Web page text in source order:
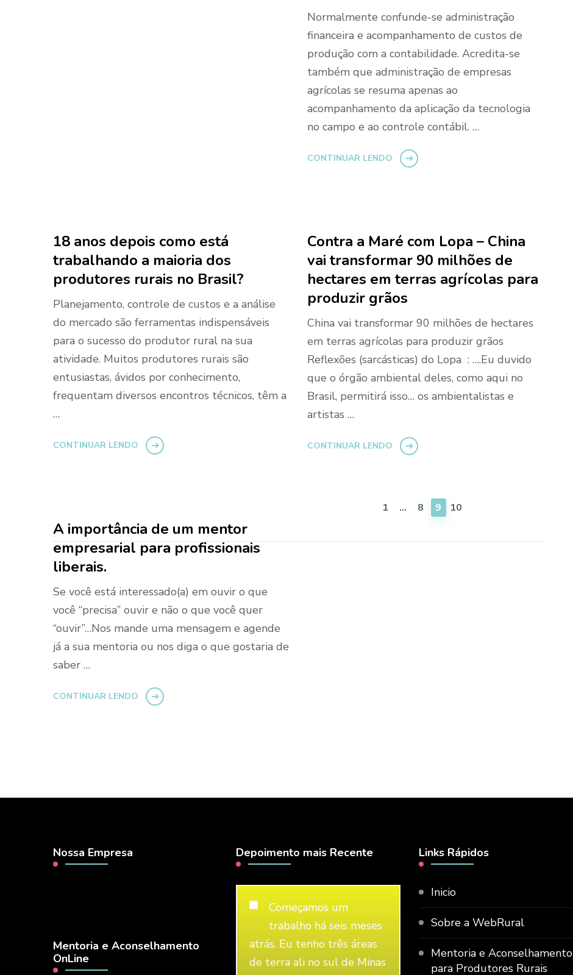
Normalmente confunde-se administração
financeira e acompanhamento de custos de
produção com a contabilidade. Acredita-se
também que administração de empresas
agrícolas se resuma apenas ao
acompanhamento da aplicação da tecnologia
no campo e ao controle contábil. …
CONTINUAR LENDO
18 anos depois como está
trabalhando a maioria dos
produtores rurais no Brasil?
Planejamento, controle de custos e a análise
do mercado são ferramentas indispensáveis
para o sucesso do produtor rural na sua
atividade. Muitos produtores rurais são
entusiastas, ávidos por conhecimento,
frequentam diversos encontros técnicos, têm a
…
CONTINUAR LENDO
Contra a Maré com Lopa – China
vai transformar 90 milhões de
hectares em terras agrícolas para
produzir grãos
China vai transformar 90 milhões de hectares
em terras agrícolas para produzir grãos
Reflexões (sarcásticas) do Lopa : ….Eu duvido
que o órgão ambiental deles, como aqui no
Brasil, permitirá isso… os ambientalistas e
artistas …
CONTINUAR LENDO
A importância de um mentor
empresarial para profissionais
liberais.
Se você está interessado(a) em ouvir o que
você “precisa” ouvir e não o que você quer
“ouvir”…Nos mande uma mensagem e agende
já a sua mentoria ou nos diga o que gostaria de
saber …
CONTINUAR LENDO
PÁGINA
1 … PÁGINA
8 PÁGINA
9 PÁGINA
10
Nossa Empresa
Mentoria e Aconselhamento
OnLine
Depoimento mais Recente
Começamos um
trabalho há seis meses
atrás. Eu tenho três áreas
de terra ali no sul de Minas
Links Rápidos
Inicio
Sobre a WebRural
Mentoria e Aconselhamento
para Produtores Rurais